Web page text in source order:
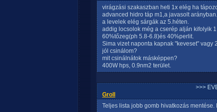
virágzási szakaszban heti 1x elég ha
advanced hidro táp m1,a javasolt arányban.
a levelek elég sárgák az 5.héten.
addig locsolok még a cserép alján kifolyik
60%tőzeg(ph 5.8-6.8)és 40%perlit.
Sima vizet naponta kapnak "keveset" vagy
jól csinálom?
mit csinálnátok másképpen?
400W hps, 0.9nm2 terület.
>>>
Groll
Teljes lista jobb gomb hivatkozás mentése.